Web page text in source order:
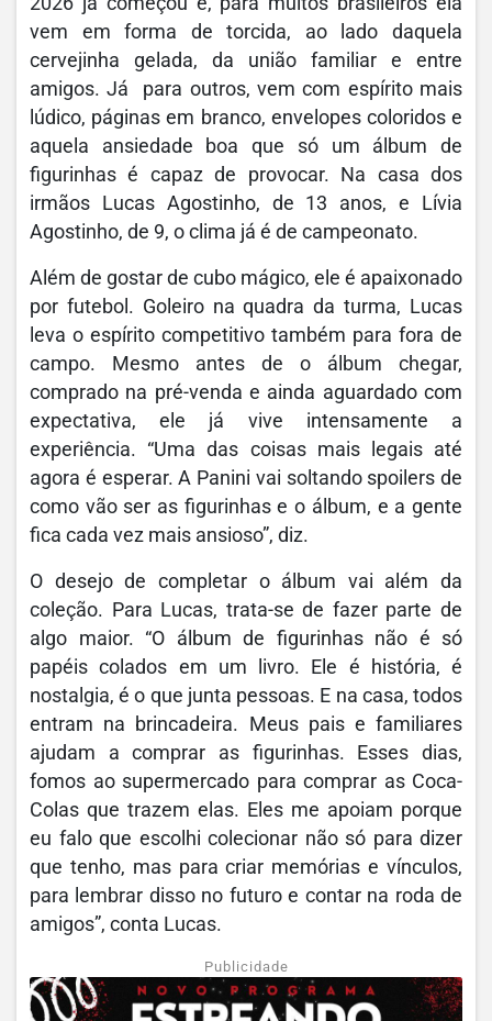
vem em forma de torcida, ao lado daquela
cervejinha gelada, da união familiar e entre
amigos. Já para outros, vem com espírito mais
lúdico, páginas em branco, envelopes coloridos e
aquela ansiedade boa que só um álbum de
figurinhas é capaz de provocar. Na casa dos
irmãos Lucas Agostinho, de 13 anos, e Lívia
Agostinho, de 9, o clima já é de campeonato.
Além de gostar de cubo mágico, ele é apaixonado
por futebol. Goleiro na quadra da turma, Lucas
leva o espírito competitivo também para fora de
campo. Mesmo antes de o álbum chegar,
comprado na pré-venda e ainda aguardado com
expectativa, ele já vive intensamente a
experiência. “Uma das coisas mais legais até
agora é esperar. A Panini vai soltando spoilers de
como vão ser as figurinhas e o álbum, e a gente
fica cada vez mais ansioso”, diz.
O desejo de completar o álbum vai além da
coleção. Para Lucas, trata-se de fazer parte de
algo maior. “O álbum de figurinhas não é só
papéis colados em um livro. Ele é história, é
nostalgia, é o que junta pessoas. E na casa, todos
entram na brincadeira. Meus pais e familiares
ajudam a comprar as figurinhas. Esses dias,
fomos ao supermercado para comprar as Coca-
Colas que trazem elas. Eles me apoiam porque
eu falo que escolhi colecionar não só para dizer
que tenho, mas para criar memórias e vínculos,
para lembrar disso no futuro e contar na roda de
amigos”, conta Lucas.
Publicidade